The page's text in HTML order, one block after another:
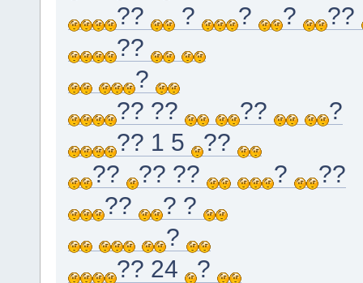
??
? ? ?
??
??
?
?? ??
??
?
?? 1 5
??
??
?? ?? ?
??
??
? ?
?
?? 24
?